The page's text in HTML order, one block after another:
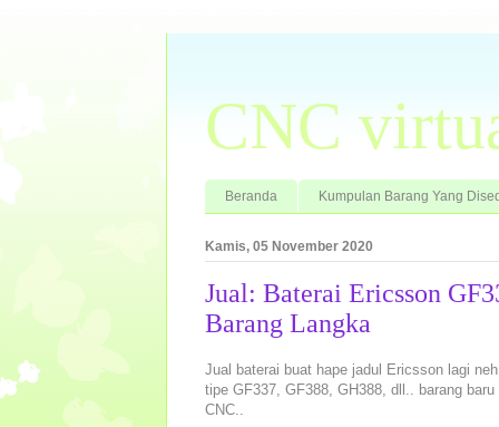
CNC
Beranda Kumpulan Barang Yang
Kamis, 05 November 2020
Jual: Baterai Ericsson
Barang Langka
Jual baterai buat hape jadul Ericsson lagi
tipe GF337, GF388, GH388, dll.. barang
CNC..